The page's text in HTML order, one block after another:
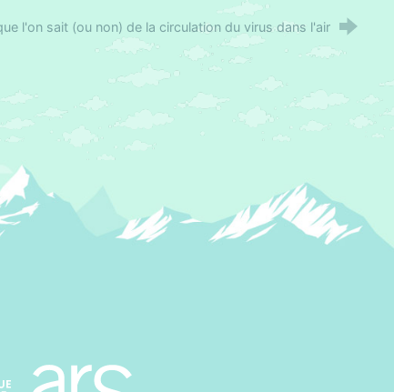
l'on sait (ou non) de la circulation du virus dans l'air
Agence régionale de santé Paca